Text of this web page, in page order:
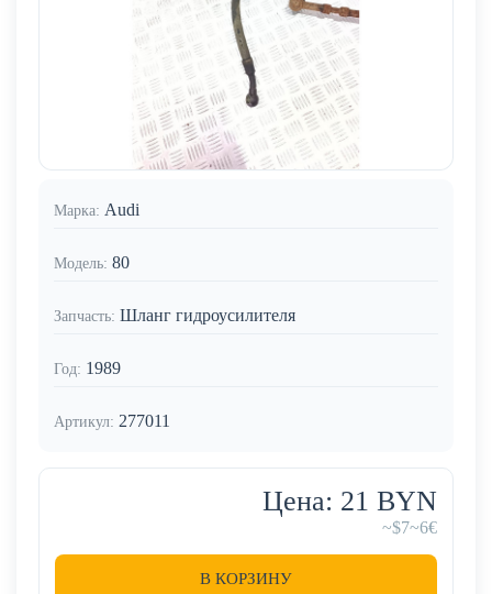
Марка: Audi
Модель: 80
Запчасть: Шланг гидроусилителя
Год: 1989
Артикул: 277011
Цена: 21 BYN
~$7~6€
В КОРЗИНУ